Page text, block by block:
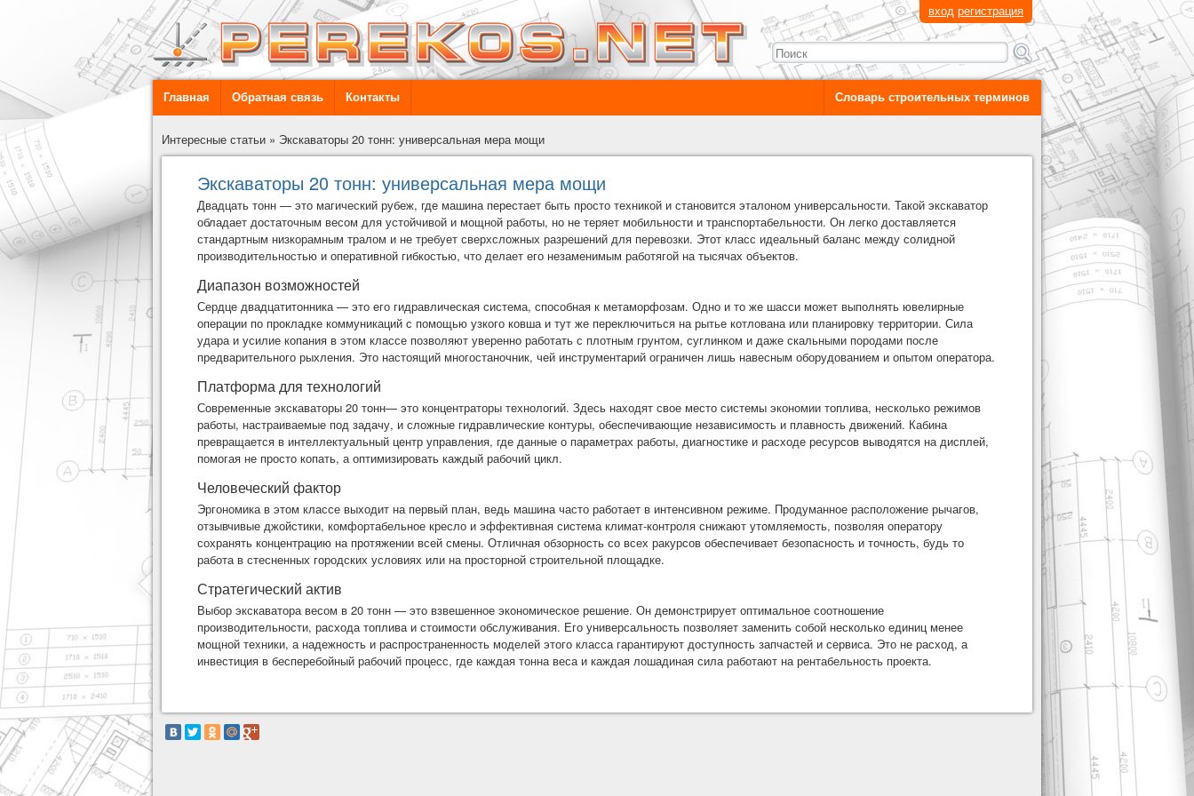
вход регистрация
Главная Обратная связь Контакты Словарь строительных терминов
Интересные статьи » Экскаваторы 20 тонн: универсальная мера мощи
Экскаваторы 20 тонн: универсальная мера мощи
Двадцать тонн — это магический рубеж, где машина перестает быть просто техникой и становится эталоном универсальности. Такой экскаватор
обладает достаточным весом для устойчивой и мощной работы, но не теряет мобильности и транспортабельности. Он легко доставляется
стандартным низкорамным тралом и не требует сверхсложных разрешений для перевозки. Этот класс идеальный баланс между солидной
производительностью и оперативной гибкостью, что делает его незаменимым работягой на тысячах объектов.
Диапазон возможностей
Сердце двадцатитонника— это его гидравлическая система, способная к метаморфозам. Одно и то же шасси может выполнять ювелирные
операции по прокладке коммуникаций с помощью узкого ковша и тут же переключиться на рытье котлована или планировку территории. Сила
удара и усилие копания в этом классе позволяют уверенно работать с плотным грунтом, суглинком и даже скальными породами после
предварительного рыхления. Это настоящий многостаночник, чей инструментарий ограничен лишь навесным оборудованием и опытом оператора.
Платформа для технологий
Современные экскаваторы 20 тонн— это концентраторы технологий. Здесь находят свое место системы экономии топлива, несколько режимов
работы, настраиваемые под задачу, и сложные гидравлические контуры, обеспечивающие независимость и плавность движений. Кабина
превращается в интеллектуальный центр управления, где данные о параметрах работы, диагностике и расходе ресурсов выводятся на дисплей,
помогая не просто копать, а оптимизировать каждый рабочий цикл.
Человеческий фактор
Эргономика в этом классе выходит на первый план, ведь машина часто работает в интенсивном режиме. Продуманное расположение рычагов,
отзывчивые джойстики, комфортабельное кресло и эффективная система климат-контроля снижают утомляемость, позволяя оператору
сохранять концентрацию на протяжении всей смены. Отличная обзорность со всех ракурсов обеспечивает безопасность и точность, будь то
работа в стесненных городских условиях или на просторной строительной площадке.
Стратегический актив
Выбор экскаватора весом в 20 тонн — это взвешенное экономическое решение. Он демонстрирует оптимальное соотношение
производительности, расхода топлива и стоимости обслуживания. Его универсальность позволяет заменить собой несколько единиц менее
мощной техники, а надежность и распространенность моделей этого класса гарантируют доступность запчастей и сервиса. Это не расход, а
инвестиция в бесперебойный рабочий процесс, где каждая тонна веса и каждая лошадиная сила работают на рентабельность проекта.